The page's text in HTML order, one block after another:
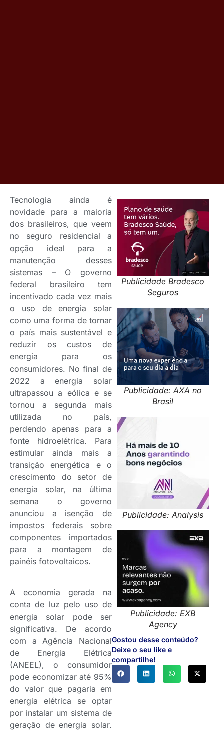
Publicidade Bradesco
Seguros
Publicidade: AXA no
Brasil
Publicidade: Analysis
Publicidade: EXB
Agency
Gostou desse conteúdo?
Deixe o seu like e
compartilhe!
Tecnologia ainda é
novidade para a maioria
dos brasileiros, que veem
no seguro residencial a
opção ideal para a
manutenção desses
sistemas – O governo
federal brasileiro tem
incentivado cada vez mais
o uso de energia solar
como uma forma de tornar
o país mais sustentável e
reduzir os custos de
energia para os
consumidores. No final de
2022 a energia solar
ultrapassou a eólica e se
tornou a segunda mais
utilizada no país,
perdendo apenas para a
fonte hidroelétrica. Para
estimular ainda mais a
transição energética e o
crescimento do setor de
energia solar, na última
semana o governo
anunciou a isenção de
impostos federais sobre
componentes importados
para a montagem de
painéis fotovoltaicos.
A economia gerada na
conta de luz pelo uso de
energia solar pode ser
significativa. De acordo
com a Agência Nacional
de Energia Elétrica
(ANEEL), o consumidor
pode economizar até 95%
do valor que pagaria em
energia elétrica se optar
por instalar um sistema de
geração de energia solar.